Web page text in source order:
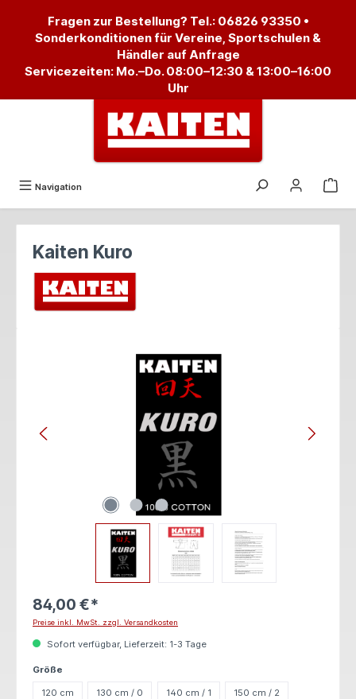
Fragen zur Bestellung? Tel.: 06826 93350 •
Sonderkonditionen für Vereine, Sportschulen &
Händler auf Anfrage
Servicezeiten: Mo.–Do. 08:00–12:30 & 13:00–16:00
Uhr
Navigation
Kaiten Kuro
84,00 €*
Preise inkl. MwSt. zzgl. Versandkosten
Sofort verfügbar, Lieferzeit: 1-3 Tage
Größe
120 cm 130 cm / 0 140 cm / 1 150 cm / 2